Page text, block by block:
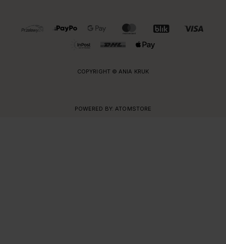
OBSŁUGIWANE FORMY PŁATNOŚCI I DOSTAWY
COPYRIGHT © ANIA KRUK
POWERED BY: ATOMSTORE